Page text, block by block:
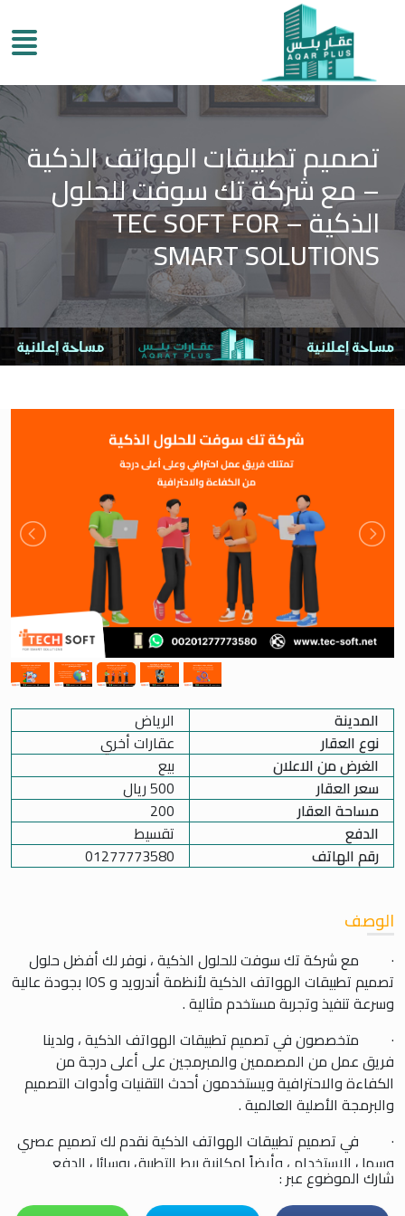
تصميم تطبيقات الهواتف الذكية
– مع شركة تك سوفت للحلول
الذكية – TEC SOFT FOR
SMART SOLUTIONS
المدينة
الرياض
نوع العقار
عقارات أخري
الغرض من الاعلان
بيع
سعر العقار
500ريال
مساحة العقار
200
الدفع
تقسيط
رقم الهاتف
01277773580
الوصف
· مع شركة تك سوفت للحلول الذكية ، نوفر لك أفضل حلول
تصميم تطبيقات الهواتف الذكية لأنظمة أندرويد و IOS بجودة عالية
وسرعة تنفيذ وتجربة مستخدم مثالية .
· متخصصون في تصميم تطبيقات الهواتف الذكية ، ولدينا
فريق عمل من المصممين والمبرمجين على أعلى درجة من
الكفاءة والاحترافية ويستخدمون أحدث التقنيات وأدوات التصميم
والبرمجة الأصلية العالمية .
· في تصميم تطبيقات الهواتف الذكية نقدم لك تصميم عصري
وسهل الاستخدام ، وأيضاً إمكانية ربط التطبيق بوسائل الدفع
المختلفة .
شارك الموضوع عبر :